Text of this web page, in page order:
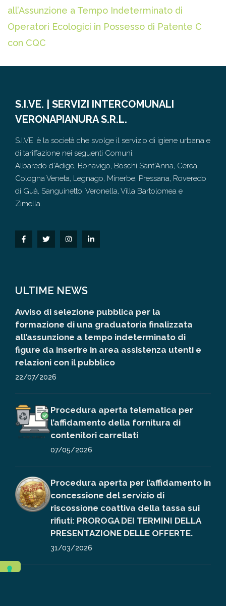
all’Assunzione a Tempo Indeterminato di
Operatori Ecologici in Possesso di Patente C
con CQC
S.I.VE. | SERVIZI INTERCOMUNALI
VERONAPIANURA S.R.L.
S.I.VE. è la società che svolge il servizio di igiene urbana e
di tariffazione nei seguenti Comuni:
Albaredo d'Adige, Bonavigo, Boschi Sant'Anna, Cerea,
Cologna Veneta, Legnago, Minerbe, Pressana, Roveredo
di Guà, Sanguinetto, Veronella, Villa Bartolomea e
Zimella.
ULTIME NEWS
Avviso di selezione pubblica per la
formazione di una graduatoria finalizzata
all’assunzione a tempo indeterminato di
figure da inserire in area assistenza utenti e
relazioni con il pubblico
22/07/2026
Procedura aperta telematica per
l’affidamento della fornitura di
contenitori carrellati
07/05/2026
Procedura aperta per l’affidamento in
concessione del servizio di
riscossione coattiva della tassa sui
rifiuti: PROROGA DEI TERMINI DELLA
PRESENTAZIONE DELLE OFFERTE.
31/03/2026